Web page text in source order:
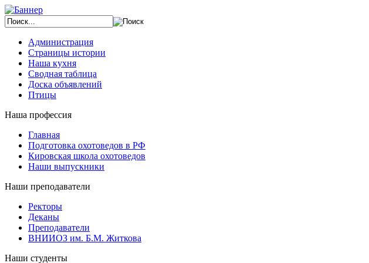
Администрация
Страницы истории
Наша кухня
Сводная таблица
Доска объявлений
Птицы
Наша профессия
Главная
Подготовка охотоведов в РФ
Кировская школа охотоведов
Наши выпускники
Наши преподаватели
Ректоры
Деканы
Преподаватели
ВНИИОЗ им. Б.М. Житкова
Наши студенты